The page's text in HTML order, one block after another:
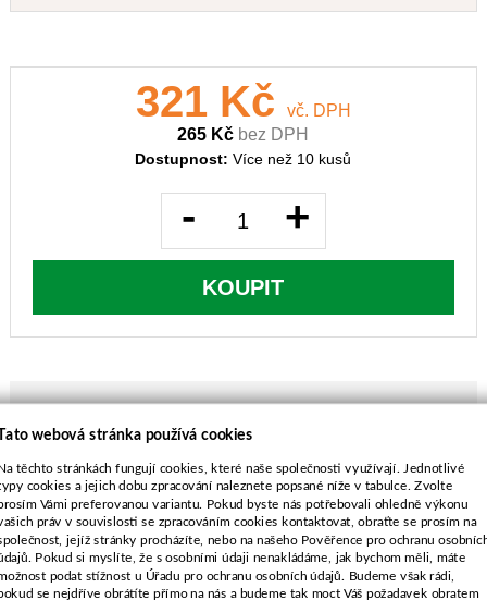
321 Kč
vč. DPH
265 Kč bez DPH
Dostupnost:Více než 10 kusů
- +
KOUPIT
Stihl FS36, FS44, FS55, FS65, FS72, FS74, FS75
Stihl FS76, FS80, FS81, FS83, FS85, FS86, FS87
Stihl FS88, FS90, FS96, FS100, FS106, FS108,
FS110
Stihl FS120, FS130, FS180, FS200, FS240,
webová stránka používá cookies
těchto stránkách fungují cookies, které naše společnosti využívají. Jednotlivé
cookies a jejich dobu zpracování naleznete popsané níže v tabulce. Zvolte
Vámi preferovanou variantu. Pokud byste nás potřebovali ohledně výkonu
práv v souvislosti se zpracováním cookies kontaktovat, obraťte se prosím na
jejíž stránky procházíte, nebo na našeho Pověřence pro ochranu
Pokud si myslíte, že s osobními údaji nenakládáme, jak bychom měli, máte
podat stížnost u Úřadu pro ochranu osobních údajů. Budeme však rádi,
se nejdříve obrátíte přímo na nás a budeme tak moct Váš požadavek obratem